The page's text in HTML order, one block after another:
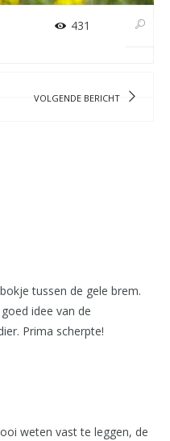
431
VOLGENDE BERICHT
tussen de gele brem.
idee van de
Prima scherpte!
weten vast te leggen, de